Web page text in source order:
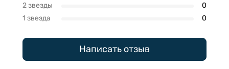
2 звезды
0
1 звезда
0
Написать отзыв